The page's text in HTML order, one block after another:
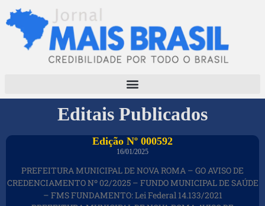
Editais Publicados
Edição Nº 000592
16/01/2025
PREFEITURA MUNICIPAL DE NOVA ROMA – GO AVISO DE
CREDENCIAMENTO Nº 02/2025 – FUNDO MUNICIPAL DE SAÚDE
– FMS FUNDAMENTO: Lei Federal 14.133/2021